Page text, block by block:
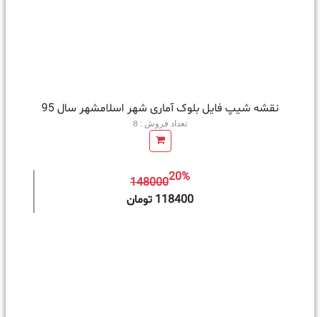
نقشه شیپ فایل بلوک آماری شهر اسلامشهر سال 95
تعداد فروش : 8
14800020%
118400 تومان